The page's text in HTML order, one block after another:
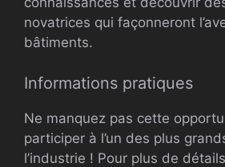
novatrices qui façonneront
bâtiments.
Informations pratiques
Ne manquez pas cette
participer à l’un des plus
l’industrie ! Pour plus de